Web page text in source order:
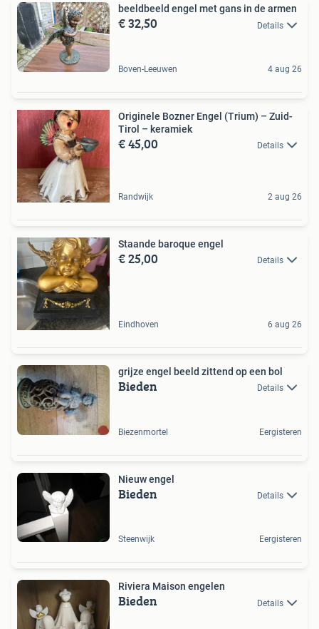
beeldbeeld engel met gans in de armen
€ 32,50 Details
Boven-Leeuwen 4 aug 26
Originele Bozner Engel (Trium) – Zuid-
Tirol – keramiek
€ 45,00 Details
Randwijk 2 aug 26
Staande baroque engel
€ 25,00 Details
Eindhoven 6 aug 26
grijze engel beeld zittend op een bol
Bieden Details
Biezenmortel Eergisteren
Nieuw engel
Bieden Details
Steenwijk Eergisteren
Riviera Maison engelen
Bieden Details